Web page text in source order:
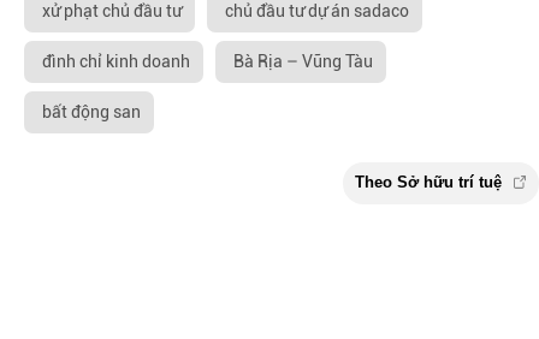
xử phạt chủ đầu tư chủ đầu tư dự án sadaco
đình chỉ kinh doanh Bà Rịa – Vũng Tàu
bất động san